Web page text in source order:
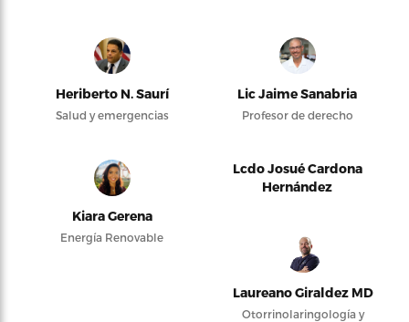
Heriberto N. Saurí
Salud y emergencias
Lic Jaime Sanabria
Profesor de derecho
Kiara Gerena
Energía Renovable
Lcdo Josué Cardona
Hernández
Laureano Giraldez MD
Otorrinolaringología y